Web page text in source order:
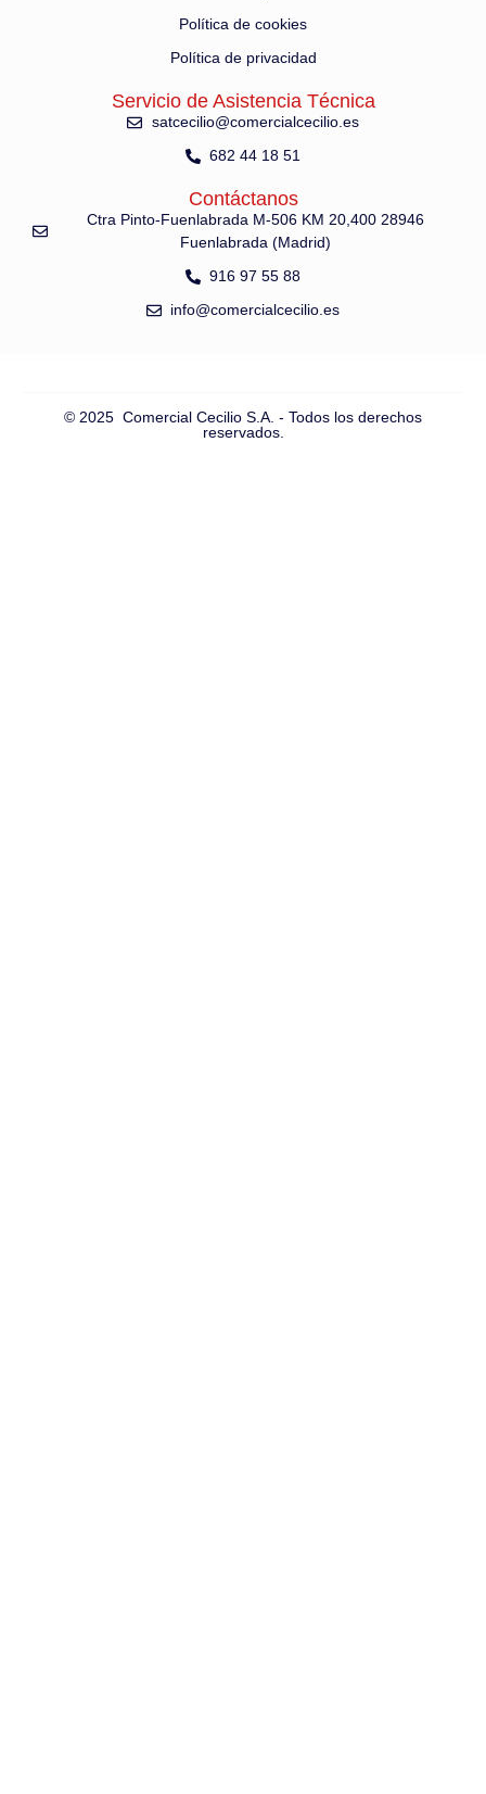
Política de cookies
Política de privacidad
Servicio de Asistencia Técnica
satcecilio@comercialcecilio.es
682 44 18 51
Contáctanos
Ctra Pinto-Fuenlabrada M-506 KM 20,400 28946
Fuenlabrada (Madrid)
916 97 55 88
info@comercialcecilio.es
© 2025 Comercial Cecilio S.A. - Todos los derechos
reservados.